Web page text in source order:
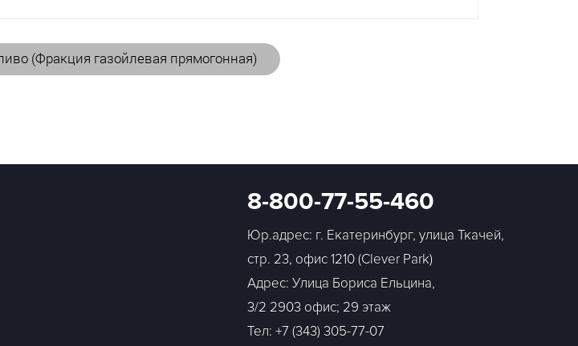
(Фракция газойлевая прямогонная)
8-800-77-55-460
Юр.адрес: г. Екатеринбург, улица Ткачей,
стр. 23, офис 1210 (Clever Park)
Адрес: Улица Бориса Ельцина,
3/2 2903 офис; 29 этаж
Тел: +7 (343) 305-77-07